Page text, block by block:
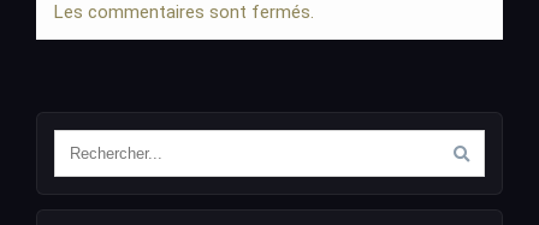
Les commentaires sont fermés.